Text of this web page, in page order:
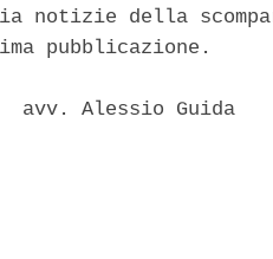
notizie della
pubblicazione.
avv. Alessio Guida